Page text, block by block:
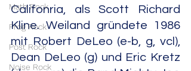
Math Rock
Prog Rock
Post Rock
Noise Rock
Califonria, als Scott Richard
Kline. Weiland gründete 1986
mit Robert DeLeo (e-b, g, vcl),
Dean DeLeo (g) und Eric Kretz